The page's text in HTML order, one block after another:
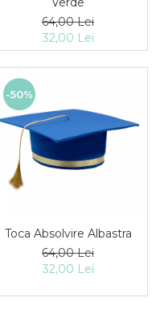
64,00 Lei
32,00 Lei
-50%
Toca Absolvire Albastra
64,00 Lei
32,00 Lei